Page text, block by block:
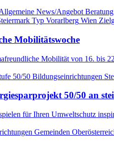
News/Angebot
Typ Vorarlberg Wien
Mobilitätswoche
Mobilität von 16. bis
50/50 Bildungseinrichtungen
50/50 an
für Ihren Umweltschutz
Gemeinden